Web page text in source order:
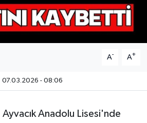
A- A+
07.03.2026 - 08:06
Anadolu Lisesi'nde